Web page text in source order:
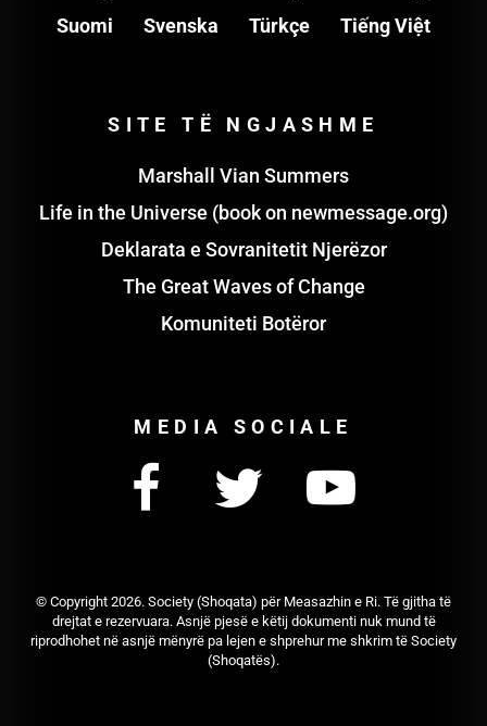
Suomi
Svenska Türkçe Tiếng Việt
SITE TË NGJASHME
Marshall Vian Summers
Life in the Universe (book on newmessage.org)
Deklarata e Sovranitetit Njerëzor
The Great Waves of Change
Komuniteti Botëror
MEDIA SOCIALE
© Copyright 2026. Society (Shoqata) për Measazhin e Ri. Të gjitha të
drejtat e rezervuara. Asnjë pjesë e këtij dokumenti nuk mund të
riprodhohet në asnjë mënyrë pa lejen e shprehur me shkrim të Society
(Shoqatës).